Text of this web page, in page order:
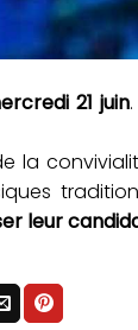
21 juin
la
leur